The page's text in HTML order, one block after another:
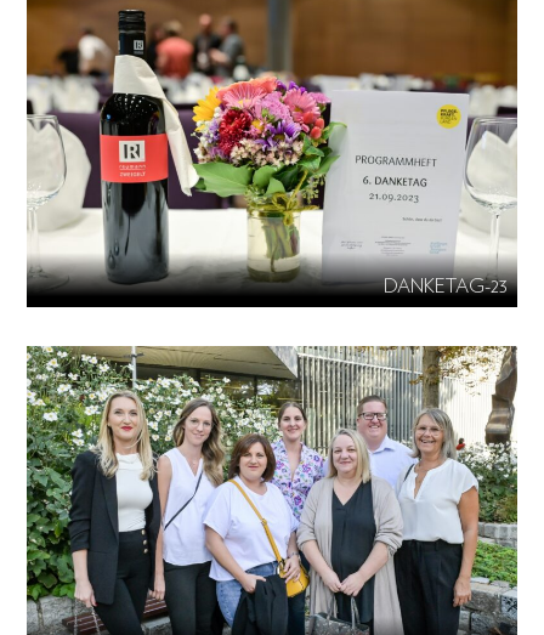
DANKETAG-23